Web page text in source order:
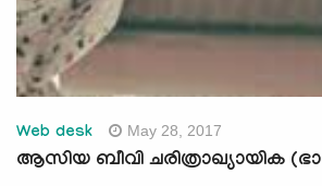
Web desk May 28, 2017
ആസിയ ബീവി ചരിത്രാഖ്യായിക